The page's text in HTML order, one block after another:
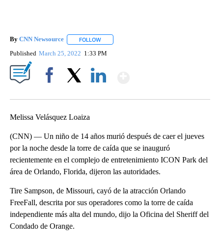
By CNN Newsource FOLLOW
Published March 25, 2022 1:33 PM
Melissa Velásquez Loaiza
(CNN) — Un niño de 14 años murió después de caer el jueves
por la noche desde la torre de caída que se inauguró
recientemente en el complejo de entretenimiento ICON Park del
área de Orlando, Florida, dijeron las autoridades.
Tire Sampson, de Missouri, cayó de la atracción Orlando
FreeFall, descrita por sus operadores como la torre de caída
independiente más alta del mundo, dijo la Oficina del Sheriff del
Condado de Orange.